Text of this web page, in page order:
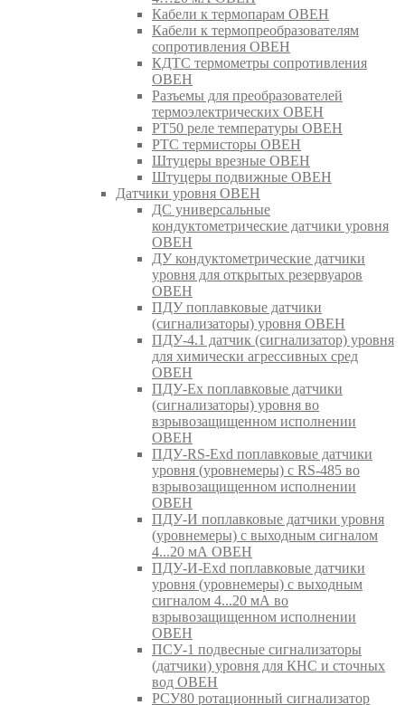
Кабели к термопарам ОВЕН
Кабели к термопреобразователям
сопротивления ОВЕН
КДТС термометры сопротивления
ОВЕН
Разъемы для преобразователей
термоэлектрических ОВЕН
РТ50 реле температуры ОВЕН
РТС термисторы ОВЕН
Штуцеры врезные ОВЕН
Штуцеры подвижные ОВЕН
Датчики уровня ОВЕН
ДС универсальные
кондуктометрические датчики уровня
ОВЕН
ДУ кондуктометрические датчики
уровня для открытых резервуаров
ОВЕН
ПДУ поплавковые датчики
(сигнализаторы) уровня ОВЕН
ПДУ-4.1 датчик (сигнализатор) уровня
для химически агрессивных сред
ОВЕН
ПДУ-Ex поплавковые датчики
(сигнализаторы) уровня во
взрывозащищенном исполнении
ОВЕН
ПДУ-RS-Exd поплавковые датчики
уровня (уровнемеры) с RS-485 во
взрывозащищенном исполнении
ОВЕН
ПДУ-И поплавковые датчики уровня
(уровнемеры) с выходным сигналом
4...20 мА ОВЕН
ПДУ-И-Exd поплавковые датчики
уровня (уровнемеры) с выходным
сигналом 4...20 мА во
взрывозащищенном исполнении
ОВЕН
ПСУ-1 подвесные сигнализаторы
(датчики) уровня для КНС и сточных
вод ОВЕН
РСУ80 ротационный сигнализатор